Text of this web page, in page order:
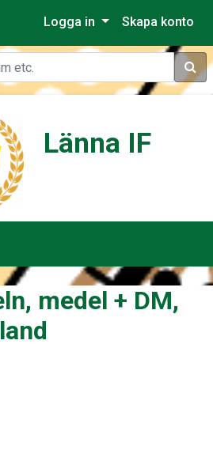
Logga in Skapa konto
Sök
Länna IF
medel + DM,